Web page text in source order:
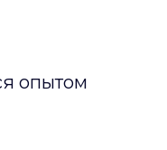
опытом